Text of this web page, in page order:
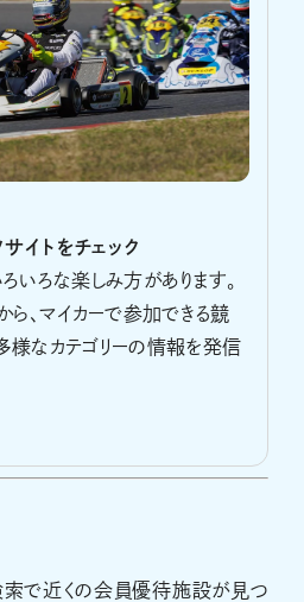
イトをチェック
ろいろな楽しみ方があります。
、マイカーで参加できる競
多様なカテゴリーの情報を発信
で近くの会員優待施設が見つ